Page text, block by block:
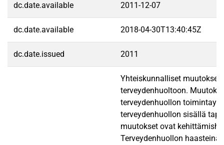
dc.date.available 2011-12-07
dc.date.available 2018-04-30T13:40:45Z
dc.date.issued 2011
Yhteiskunnalliset muutokset
terveydenhuoltoon.
terveydenhuollon
terveydenhuollon sisällä
muutokset ovat
Terveydenhuollon haasteina